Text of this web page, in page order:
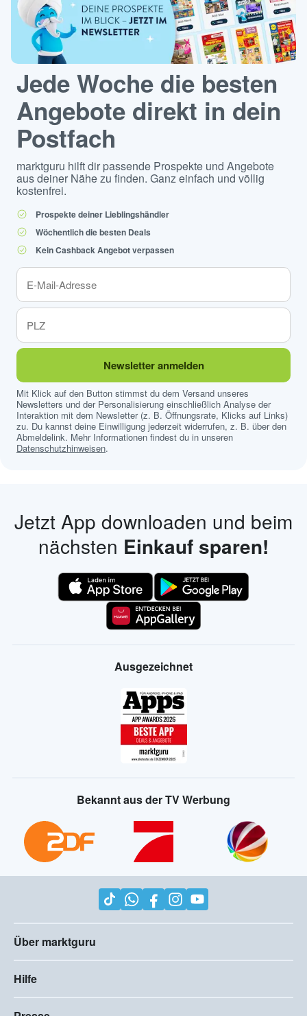
Jede Woche die besten
Angebote direkt in dein
Postfach
marktguru hilft dir passende Prospekte und Angebote
aus deiner Nähe zu finden. Ganz einfach und völlig
kostenfrei.
Prospekte deiner Lieblingshändler
Wöchentlich die besten Deals
Kein Cashback Angebot verpassen
Newsletter anmelden
Mit Klick auf den Button stimmst du dem Versand unseres
Newsletters und der Personalisierung einschließlich Analyse der
Interaktion mit dem Newsletter (z. B. Öffnungsrate, Klicks auf Links)
zu. Du kannst deine Einwilligung jederzeit widerrufen, z. B. über den
Abmeldelink. Mehr Informationen findest du in unseren
Datenschutzhinweisen.
Jetzt App downloaden und beim
nächsten Einkauf sparen!
Ausgezeichnet
Bekannt aus der TV Werbung
Über marktguru
Hilfe